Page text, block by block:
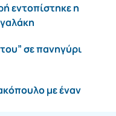
εντοπίστηκε η
σε πανηγύρι
με έναν